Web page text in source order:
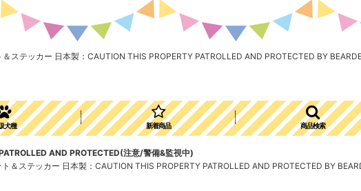
ステッカー 日本製：CAUTION THIS PROPERTY PATROLLED AND PROTECTED BY
犬種 新着商品 商品検索
AND PROTECTED(注意/警備&監視中)
＆ステッカー 日本製：CAUTION THIS PROPERTY PATROLLED AND PROTECTED BY